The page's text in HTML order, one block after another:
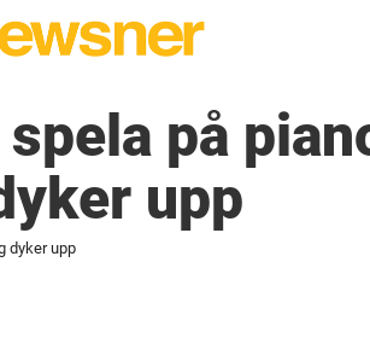
på
upp
dyker upp